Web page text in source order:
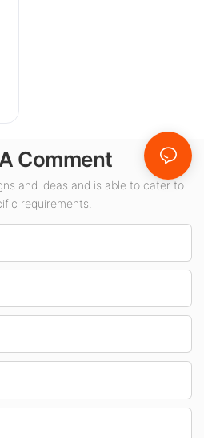
Comment
and ideas and is able to cater to
requirements.